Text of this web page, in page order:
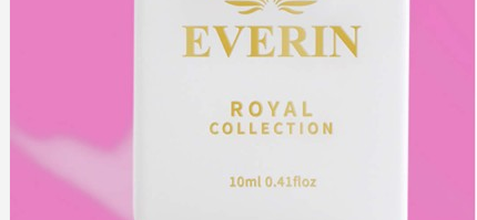
ACCESORII-USTENSILE
BITURI RUSESTI
PALETARE-EXPUNERE CULORI
PENSULE MANICHIURA PROFESIONALE
PILE - BUFFERE
SABLOANE - TIPSURI